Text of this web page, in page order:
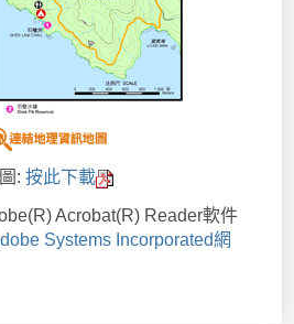
:按此下載
Acrobat(R) Reader軟件
Systems Incorporated網